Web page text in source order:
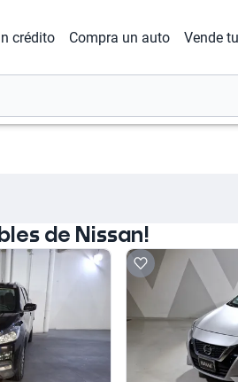
crédito Compra un auto Vende
de Nissan!